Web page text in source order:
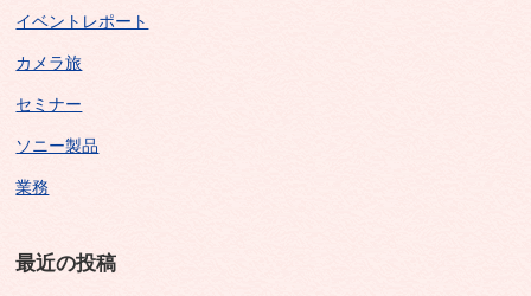
イベントレポート
カメラ旅
セミナー
ソニー製品
業務
最近の投稿